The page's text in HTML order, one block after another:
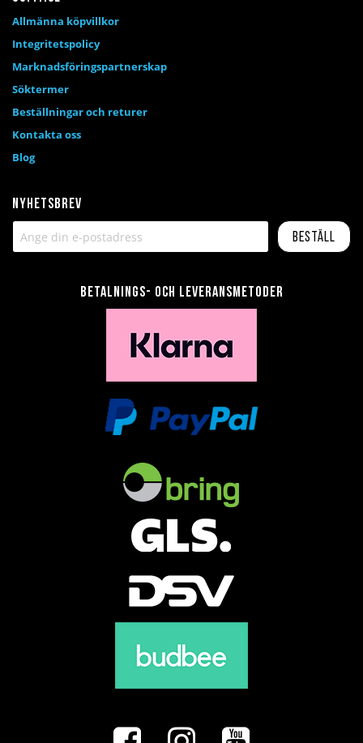
Nyhetsbrev
Beställ
Betalnings- och leveransmetoder
Allmänna köpvillkor
Integritetspolicy
Marknadsföringspartnerskap
Söktermer
Beställningar och returer
Kontakta oss
Blog